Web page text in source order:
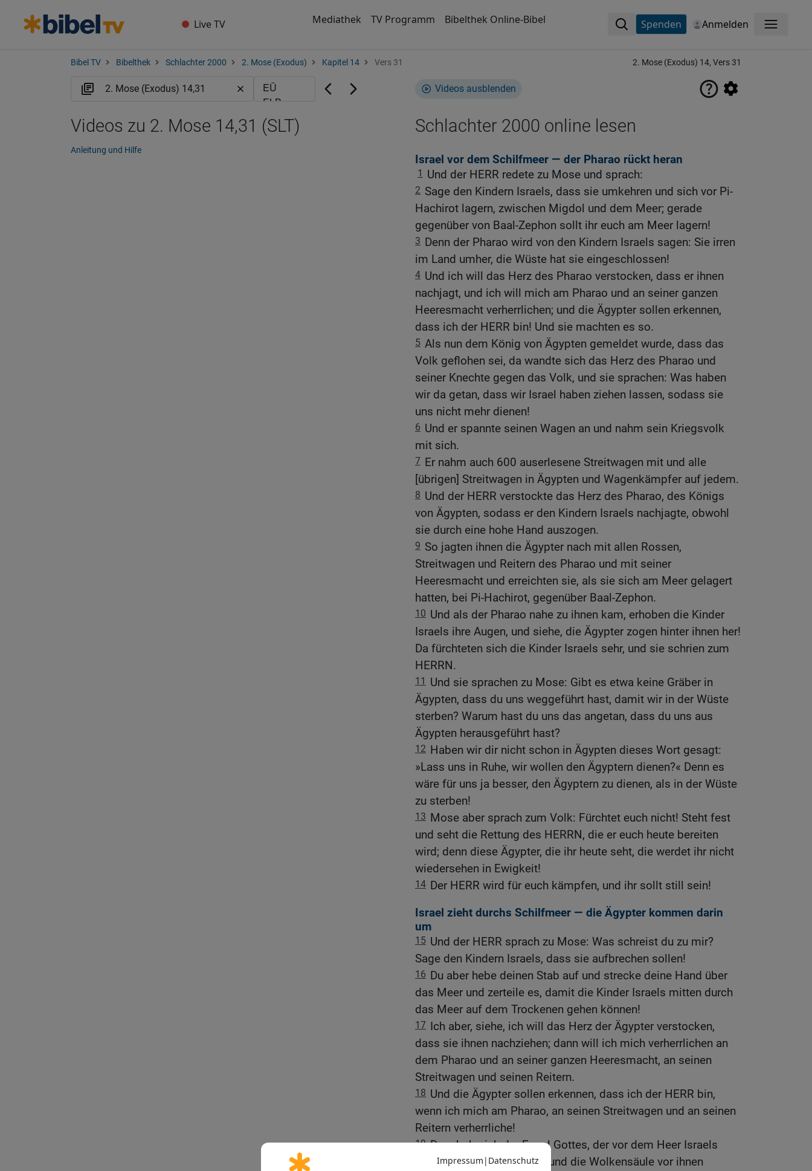
Live TV Mediathek TV Programm Bibelthek Online-Bibel Spenden Anmelden Menü
Bibel TV Bibelthek Schlachter 2000 2. Mose (Exodus) Kapitel 14 Vers 31 2. Mose (Exodus) 14, Vers 31
Videos ausblenden
Schlachter 2000 online lesen
Israel vor dem Schilfmeer — der Pharao rückt heran
1 Und der HERR redete zu Mose und sprach:
2 Sage den Kindern Israels, dass sie umkehren und sich vor Pi-
Hachirot lagern, zwischen Migdol und dem Meer; gerade
gegenüber von Baal-Zephon sollt ihr euch am Meer lagern!
3 Denn der Pharao wird von den Kindern Israels sagen: Sie irren
im Land umher, die Wüste hat sie eingeschlossen!
4 Und ich will das Herz des Pharao verstocken, dass er ihnen
nachjagt, und ich will mich am Pharao und an seiner ganzen
Heeresmacht verherrlichen; und die Ägypter sollen erkennen,
dass ich der HERR bin! Und sie machten es so.
5 Als nun dem König von Ägypten gemeldet wurde, dass das
Volk geflohen sei, da wandte sich das Herz des Pharao und
seiner Knechte gegen das Volk, und sie sprachen: Was haben
wir da getan, dass wir Israel haben ziehen lassen, sodass sie
uns nicht mehr dienen!
6 Und er spannte seinen Wagen an und nahm sein Kriegsvolk
mit sich.
7 Er nahm auch 600 auserlesene Streitwagen mit und alle
[übrigen] Streitwagen in Ägypten und Wagenkämpfer auf jedem.
8 Und der HERR verstockte das Herz des Pharao, des Königs
von Ägypten, sodass er den Kindern Israels nachjagte, obwohl
sie durch eine hohe Hand auszogen.
9 So jagten ihnen die Ägypter nach mit allen Rossen,
Streitwagen und Reitern des Pharao und mit seiner
Heeresmacht und erreichten sie, als sie sich am Meer gelagert
hatten, bei Pi-Hachirot, gegenüber Baal-Zephon.
10 Und als der Pharao nahe zu ihnen kam, erhoben die Kinder
Israels ihre Augen, und siehe, die Ägypter zogen hinter ihnen her!
Da fürchteten sich die Kinder Israels sehr, und sie schrien zum
HERRN.
11
Und sie sprachen zu Mose: Gibt es etwa keine Gräber in
Ägypten, dass du uns weggeführt hast, damit wir in der Wüste
sterben? Warum hast du uns das angetan, dass du uns aus
Ägypten herausgeführt hast?
12 Haben wir dir nicht schon in Ägypten dieses Wort gesagt:
»Lass uns in Ruhe, wir wollen den Ägyptern dienen?« Denn es
wäre für uns ja besser, den Ägyptern zu dienen, als in der Wüste
zu sterben!
13 Mose aber sprach zum Volk: Fürchtet euch nicht! Steht fest
und seht die Rettung des HERRN, die er euch heute bereiten
wird; denn diese Ägypter, die ihr heute seht, die werdet ihr nicht
wiedersehen in Ewigkeit!
14 Der HERR wird für euch kämpfen, und ihr sollt still sein!
Israel zieht durchs Schilfmeer — die Ägypter kommen darin
um
15 Und der HERR sprach zu Mose: Was schreist du zu mir?
Sage den Kindern Israels, dass sie aufbrechen sollen!
16 Du aber hebe deinen Stab auf und strecke deine Hand über
das Meer und zerteile es, damit die Kinder Israels mitten durch
das Meer auf dem Trockenen gehen können!
17 Ich aber, siehe, ich will das Herz der Ägypter verstocken,
dass sie ihnen nachziehen; dann will ich mich verherrlichen an
dem Pharao und an seiner ganzen Heeresmacht, an seinen
Streitwagen und seinen Reitern.
18 Und die Ägypter sollen erkennen, dass ich der HERR bin,
wenn ich mich am Pharao, an seinen Streitwagen und an seinen
Reitern verherrliche!
19 Da erhob sich der Engel Gottes, der vor dem Heer Israels
herzog, und trat hinter sie; und die Wolkensäule vor ihnen
Videos zu 2. Mose 14,31 (SLT)
Anleitung und Hilfe